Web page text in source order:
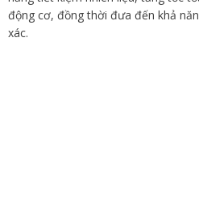
động cơ, đồng thời đưa đến khả
xác.